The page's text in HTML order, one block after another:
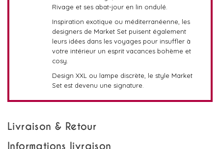
Rivage et ses abat-jour en lin ondulé.
Inspiration exotique ou méditerranéenne, les
designers de Market Set puisent également
leurs idées dans les voyages pour insuffler à
votre intérieur un esprit vacances bohème et
cosy.
Design XXL ou lampe discrète, le style Market
Set est devenu une signature.
Livraison & Retour
Informations livraison